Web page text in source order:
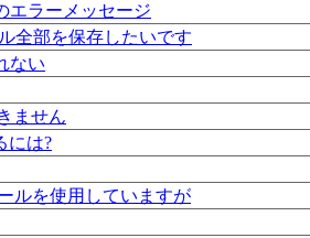
エラーメッセージ
全部を保存したいです
ない
ません
には?
ルを使用していますが